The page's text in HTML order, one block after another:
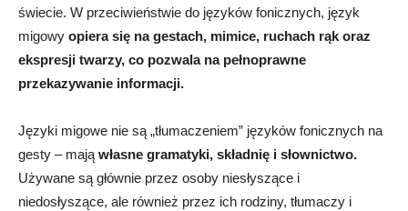
świecie. W przeciwieństwie do języków fonicznych, język
migowy opiera się na gestach, mimice, ruchach rąk oraz
ekspresji twarzy, co pozwala na pełnoprawne
przekazywanie informacji.
Języki migowe nie są „tłumaczeniem” języków fonicznych na
gesty – mają własne gramatyki, składnię i słownictwo.
Używane są głównie przez osoby niesłyszące i
niedosłyszące, ale również przez ich rodziny, tłumaczy i